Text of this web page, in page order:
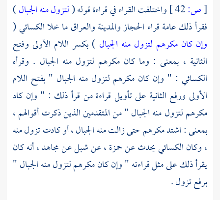
[ص: واختلفت القراء في قراءة قوله (لتزول منه الجبال)
فقرأ ذلك عامة قراء الحجازوالمدينةوالعراقما خلاالكسائي(
وإن كان مكرهم لتزول منه الجبال ) بكسر اللام الأولى وفتح
الثانية ، بمعنى : وما كان مكرهم لتزول منه الجبال . وقرأه
الكسائي : " وإن كان مكرهم لتزول منه الجبال " بفتح اللام
الأولى ورفع الثانية على تأويل قراءة من قرأ ذلك : " وإن كاد
مكرهم لتزول منه الجبال " من المتقدمين الذين ذكرت أقوالهم ،
بمعنى : اشتد مكرهم حتى زالت منه الجبال ، أو كادت تزول منه
، وكانالكسائييحدث عنحمزة، عنشبلعنمجاهد، أنه كان
يقرأ ذلك على مثل قراءته " وإن كان مكرهم لتزول منه الجبال "
برفع تزول .